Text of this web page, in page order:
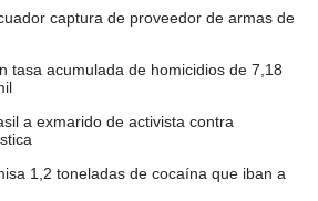
captura de proveedor de armas de
tasa acumulada de homicidios de 7,18
a exmarido de activista contra
1,2 toneladas de cocaína que iban a